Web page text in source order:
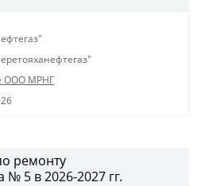
ООО МРНГ
ремонту
№ 5 в 2026-2027 гг.